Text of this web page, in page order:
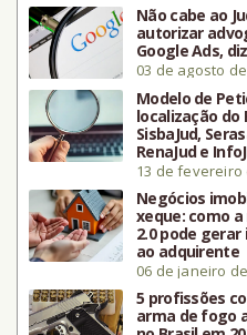
Não cabe ao
autorizar
Google Ads,
03 de agosto
Modelo de
localização do
SisbaJud,
RenaJud e
13 de fevereiro
Negócios
xeque: como a
2.0 pode
ao adquirente
06 de janeiro
5 profissões
arma de fogo